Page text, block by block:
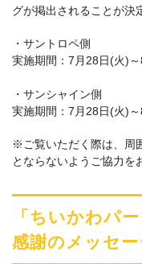
グが掲出されることが決
・サントロペ側
実施期間：7月28日(火)
・サンシャイン側
実施期間：7月28日(火)
※ご覧いただく際は、周
とならないようご協力を
「ちいかわパ
感謝のメッセー